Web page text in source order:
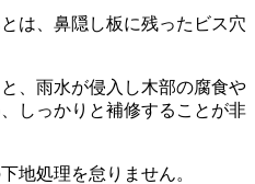
は、鼻隠し板に残ったビス穴
、雨水が侵入し木部の腐食や
しっかりと補修することが非
地処理を怠りません。